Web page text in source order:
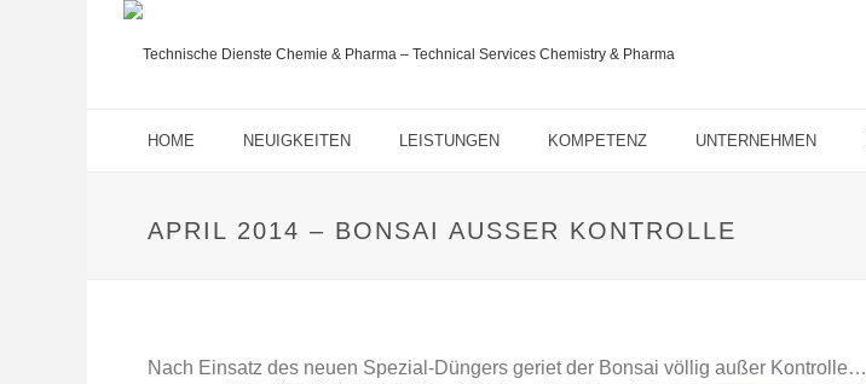
HOME NEUIGKEITEN LEISTUNGEN KOMPETENZ UNTERNEHMEN
APRIL 2014 – BONSAI AUSSER KONTROLLE
Nach Einsatz des neuen Spezial-Düngers geriet der Bonsai völlig außer Kontrolle…